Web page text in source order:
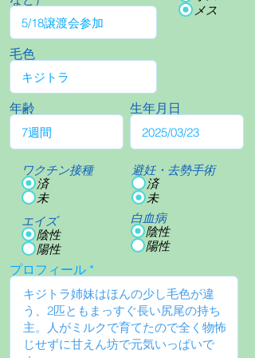
メス
毛色
年齢
ワクチン接種
済
未
エイズ
陰性
陽性
生年月日
避妊・去勢手術
済
未
白血病
陰性
陽性
プロフィール